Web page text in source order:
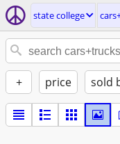
state college
+ price sold